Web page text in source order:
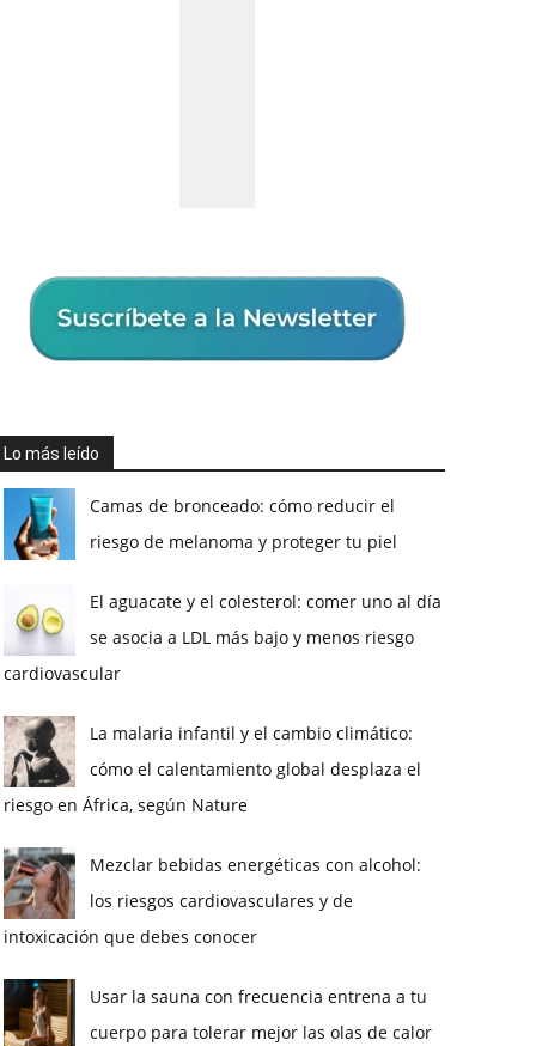
Lo más leído
Camas de bronceado: cómo reducir el
riesgo de melanoma y proteger tu piel
El aguacate y el colesterol: comer uno al día
se asocia a LDL más bajo y menos riesgo
cardiovascular
La malaria infantil y el cambio climático:
cómo el calentamiento global desplaza el
riesgo en África, según Nature
Mezclar bebidas energéticas con alcohol:
los riesgos cardiovasculares y de
intoxicación que debes conocer
Usar la sauna con frecuencia entrena a tu
cuerpo para tolerar mejor las olas de calor